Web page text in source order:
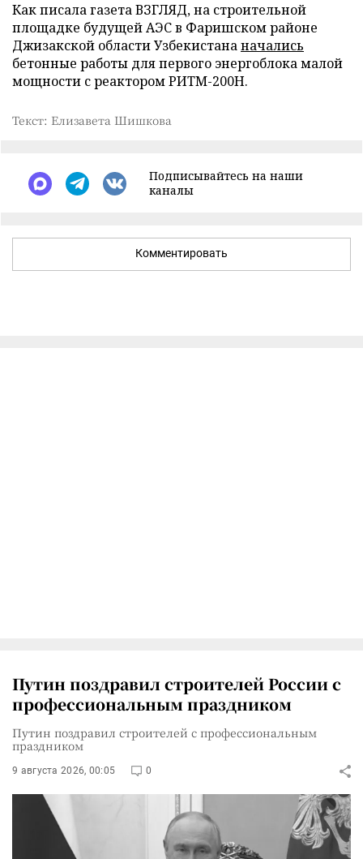
Как писала газета ВЗГЛЯД, на строительной
площадке будущей АЭС в Фаришском районе
Джизакской области Узбекистананачались
бетонные работы для первого энергоблока малой
мощности с реактором РИТМ-200Н.
Текст: Елизавета Шишкова
Подписывайтесь на наши
каналы
Комментировать
Путин поздравил строителей России с
профессиональным праздником
Путин поздравил строителей с профессиональным
праздником
9 августа 2026, 00:05 0